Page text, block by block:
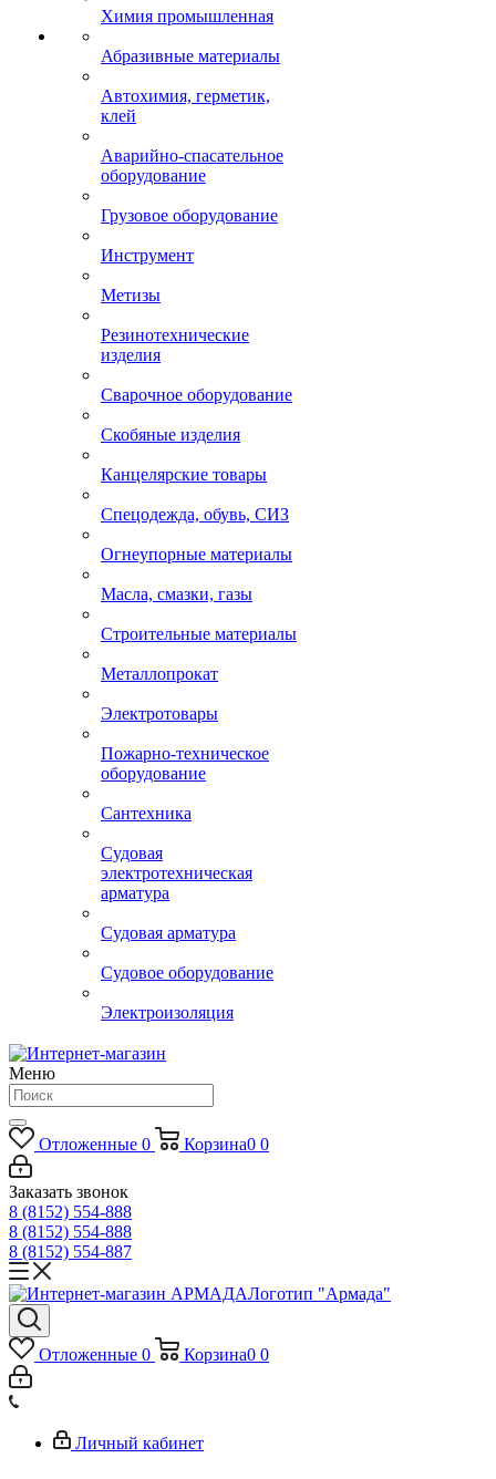
Химия промышленная
Абразивные материалы
Автохимия, герметик,
клей
Аварийно-спасательное
оборудование
Грузовое оборудование
Инструмент
Метизы
Резинотехнические
изделия
Сварочное оборудование
Скобяные изделия
Канцелярские товары
Спецодежда, обувь, СИЗ
Огнеупорные материалы
Масла, смазки, газы
Строительные материалы
Металлопрокат
Электротовары
Пожарно-техническое
оборудование
Сантехника
Судовая
электротехническая
арматура
Судовая арматура
Судовое оборудование
Электроизоляция
Меню
Отложенные 0 Корзина0 0
Заказать звонок
8 (8152) 554-888
8 (8152) 554-888
8 (8152) 554-887
Логотип "Армада"
Отложенные 0 Корзина0 0
Личный кабинет